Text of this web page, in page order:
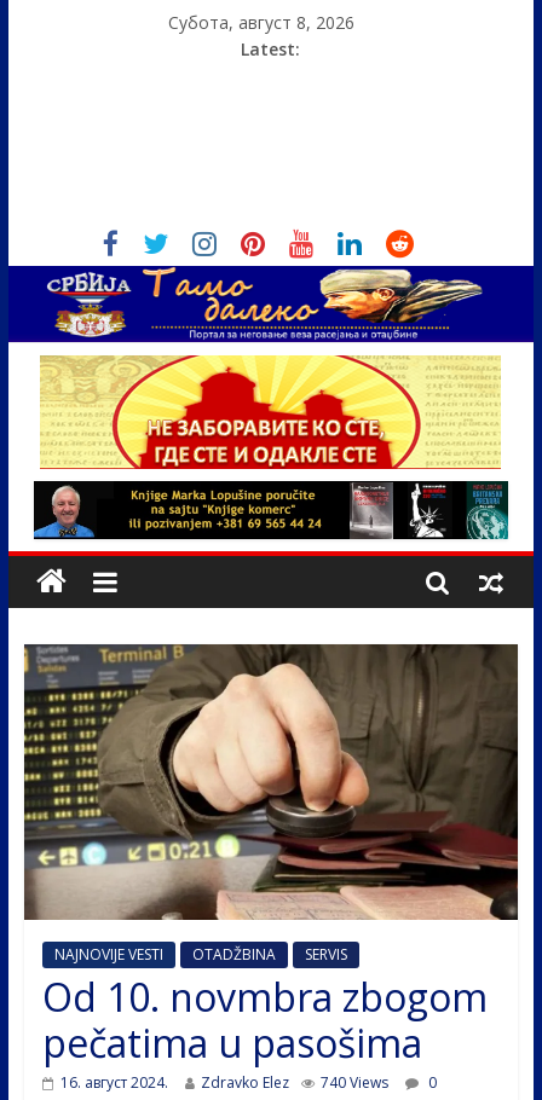
Субота, август 8, 2026
Latest:
NAJNOVIJE VESTI OTADŽBINA SERVIS
Od 10. novmbra zbogom
pečatima u pasošima
16. август 2024. Zdravko Elez 740 Views
0